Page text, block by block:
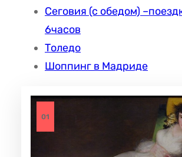
Сеговия (с обедом)
6часов
Толедо
Шоппинг в Мадриде
01